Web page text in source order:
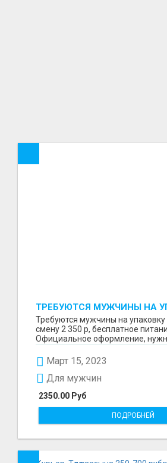
ТРЕБУЮТСЯ МУЖЧИНЫ НА
Требуются мужчины на упаковку
смену 2 350 р, бесплатное
Официальное оформление,
Март 15, 2023
2350.00 Руб
Для мужчин
ПОДРОБНЕЙ